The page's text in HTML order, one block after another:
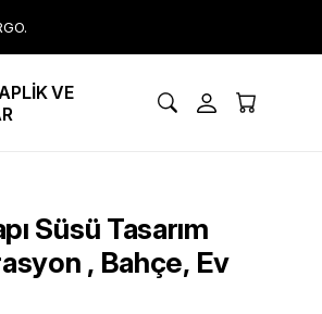
VE
Süsü Tasarım
, Bahçe, Ev